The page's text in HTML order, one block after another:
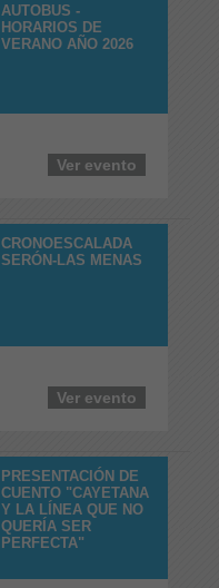
AUTOBUS -
HORARIOS DE
VERANO AÑO 2026
Ver evento
CRONOESCALADA
SERÓN-LAS MENAS
Ver evento
PRESENTACIÓN DE
CUENTO "CAYETANA
Y LA LÍNEA QUE NO
QUERÍA SER
PERFECTA"